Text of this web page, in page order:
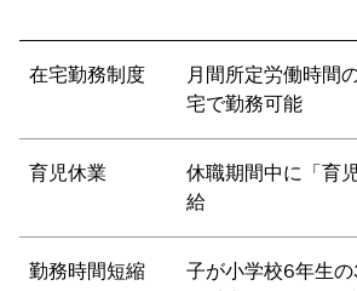
在宅勤務制度
月間所定労働時間
宅で勤務可能
育児休業
休職期間中に「育
給
勤務時間短縮
子が小学校6年生